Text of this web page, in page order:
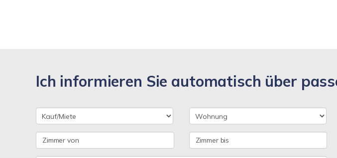
Ich informieren Sie automatisch über